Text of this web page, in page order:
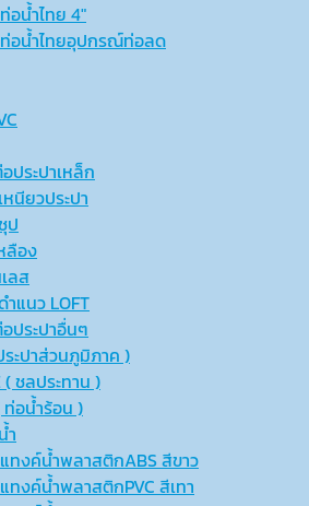
อน้ำไทย 4″
อน้ำไทยอุปกรณ์ท่อลด
ระปาเหล็ก
หนียวประปา
ป
ลือง
ลส
ำแนว LOFT
ประปาอื่นๆ
ระปาส่วนภูมิภาค )
( ชลประทาน )
ท่อน้ำร้อน )
ำ
ทงค์น้ำพลาสติกABS สีขาว
ทงค์น้ำพลาสติกPVC สีเทา